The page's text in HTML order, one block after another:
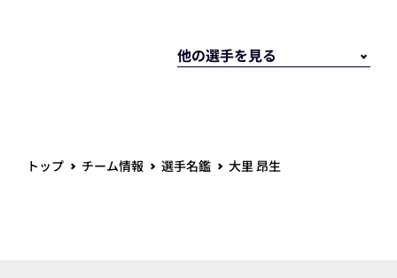
トップ チーム情報 選手名鑑 大里 昂生